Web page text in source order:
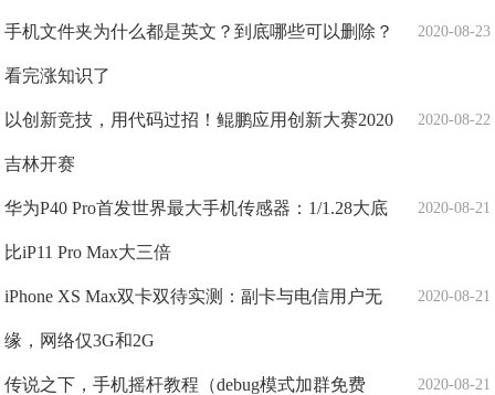
2020-08-23
手机文件夹为什么都是英文？到底哪些可以删除？
看完涨知识了
2020-08-22
以创新竞技，用代码过招！鲲鹏应用创新大赛2020
吉林开赛
2020-08-21
华为P40 Pro首发世界最大手机传感器：1/1.28大底
比iP11 Pro Max大三倍
2020-08-21
iPhone XS Max双卡双待实测：副卡与电信用户无
缘，网络仅3G和2G
2020-08-21
传说之下，手机摇杆教程（debug模式加群免费